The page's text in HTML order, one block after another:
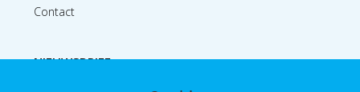
Contact
NIEUWSBRIEF